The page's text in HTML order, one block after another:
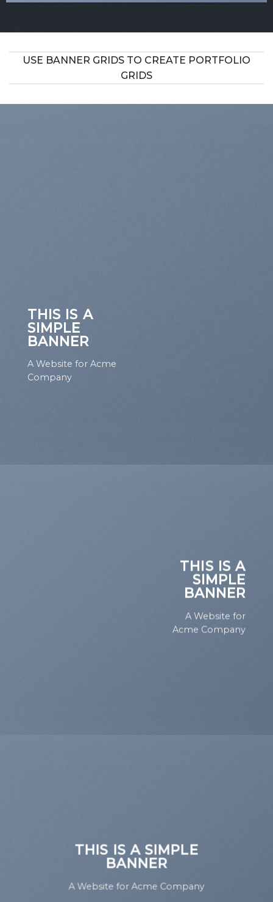
USE BANNER GRIDS TO CREATE PORTFOLIO
GRIDS
THIS IS A
SIMPLE
BANNER
A Website for Acme
Company
THIS IS A
SIMPLE
BANNER
A Website for
Acme Company
THIS IS A SIMPLE
BANNER
A Website for Acme Company